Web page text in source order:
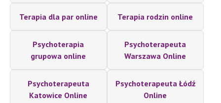
Terapia dla par online Terapia rodzin online
Psychoterapia
grupowa online
Psychoterapeuta
Warszawa Online
Psychoterapeuta
Katowice Online
Psychoterapeuta Łódź
Online